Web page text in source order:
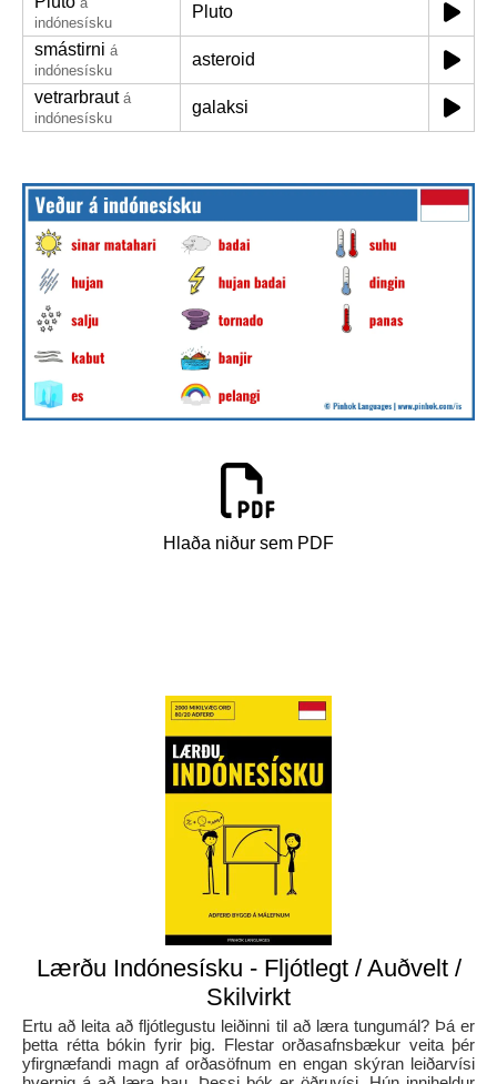
indónesísku
Pluto
smástirni á
indónesísku
asteroid
vetrarbraut á
indónesísku
galaksi
Hlaða niður sem PDF
Lærðu Indónesísku - Fljótlegt / Auðvelt /
Skilvirkt
Ertu að leita að fljótlegustu leiðinni til að læra tungumál? Þá er
þetta rétta bókin fyrir þig. Flestar orðasafnsbækur veita þér
yfirgnæfandi magn af orðasöfnum en engan skýran leiðarvísi